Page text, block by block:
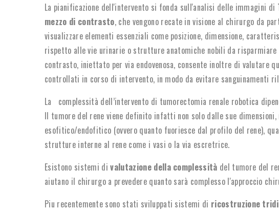
La pianificazione dell'intervento si fonda sull'analisi delle immagini di
mezzo di contrasto, che vengono recate in visione al chirurgo da
visualizzare elementi essenziali come posizione, dimensione,
rispetto alle vie urinarie o strutture anatomiche nobili da
contrasto, iniettato per via endovenosa, consente inoltre di valutare
controllati in corso di intervento, in modo da evitare sanguinamenti
La complessità dell’intervento di tumorectomia renale robotica
Il tumore del rene viene definito infatti non solo dalle sue dimensioni,
esofitico/endofitico (ovvero quanto fuoriesce dal profilo del rene),
strutture interne al rene come i vasi o la via escretrice.
Esistono sistemi divalutazione della complessità del tumore del
aiutano il chirurgo a prevedere quanto sarà complesso l'approccio
Piu recentemente sono stati sviluppati sistemi di ricostruzione